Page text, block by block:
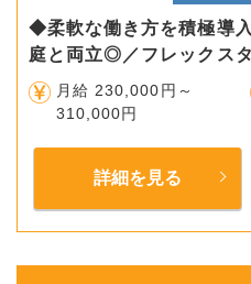
◆柔軟な働き方を積極導
庭と両立◎／フレックス
月給 230,000円～
310,000円
詳細を見る